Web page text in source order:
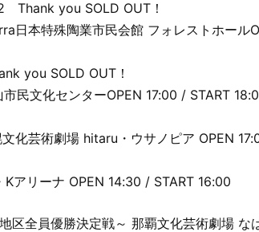
Thank you SOLD OUT！
日本特殊陶業市民会館 フォレストホール
you SOLD OUT！
民文化センターOPEN 17:00 / START
化芸術劇場 hitaru・ウサノピア OPEN
アリーナ OPEN 14:30 / START 16:00
区全員優勝決定戦～ 那覇文化芸術劇場 な